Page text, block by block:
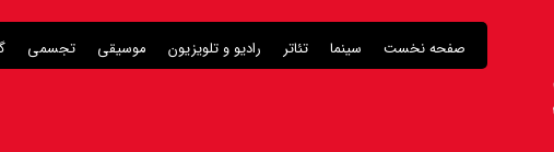
صفحه نخست سینما تئاتر رادیو و تلویزیون موسیقی تجسمی